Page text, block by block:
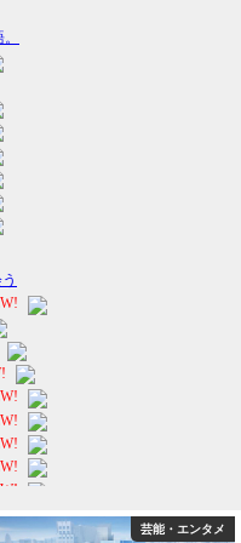
芸能・エンタメ